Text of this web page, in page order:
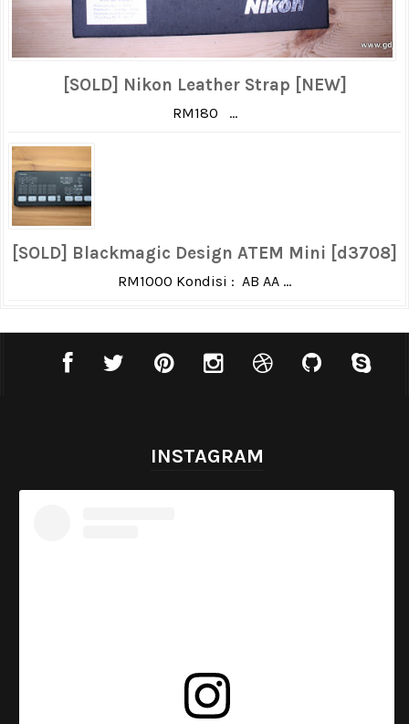
[SOLD] Nikon Leather Strap [NEW]
RM180 ...
[SOLD] Blackmagic Design ATEM Mini [d3708]
RM1000 Kondisi : AB AA ...
INSTAGRAM